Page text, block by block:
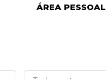
ÁREA PESSOAL